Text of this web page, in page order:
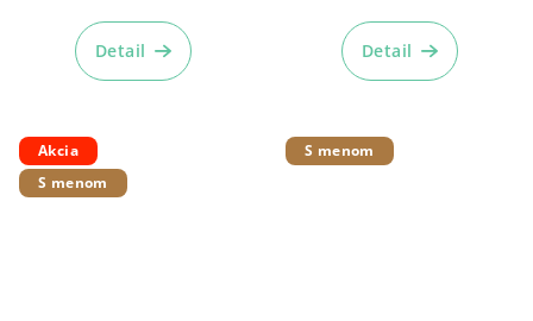
hodnotenie
produktu
Detail
hodnotenie
produktu
Detail
Akcia
S menom
S menom